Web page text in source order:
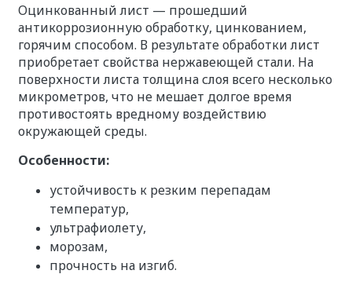
Оцинкованный лист — прошедший
антикоррозионную обработку, цинкованием,
горячим способом. В результате обработки лист
приобретает свойства нержавеющей стали. На
поверхности листа толщина слоя всего несколько
микрометров, что не мешает долгое время
противостоять вредному воздействию
окружающей среды.
Особенности:
устойчивость к резким перепадам
температур,
ультрафиолету,
морозам,
прочность на изгиб.